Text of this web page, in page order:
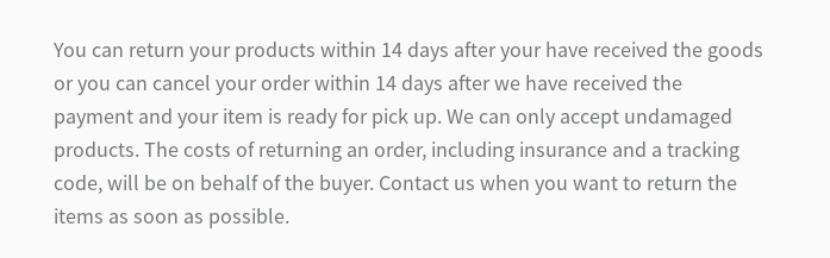
You can return your products within 14 days after your have received the goods
or you can cancel your order within 14 days after we have received the
payment and your item is ready for pick up. We can only accept undamaged
products. The costs of returning an order, including insurance and a tracking
code, will be on behalf of the buyer. Contact us when you want to return the
items as soon as possible.